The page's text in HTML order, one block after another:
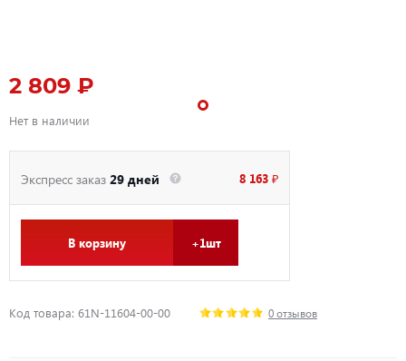
2 809 ₽
Нет в наличии
Экспресс заказ 29 дней 8 163 ₽
В корзину +1шт
Код товара: 61N-11604-00-00 0 отзывов